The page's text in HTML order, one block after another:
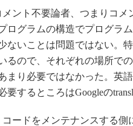
ント不要論者、つまりコメ
ログラムの構造でプログラ
ないことは問題ではない。
るので、それぞれの場所で
まり必要ではなかった。英
要するところはGoogleの
ードをメンテナンスする側